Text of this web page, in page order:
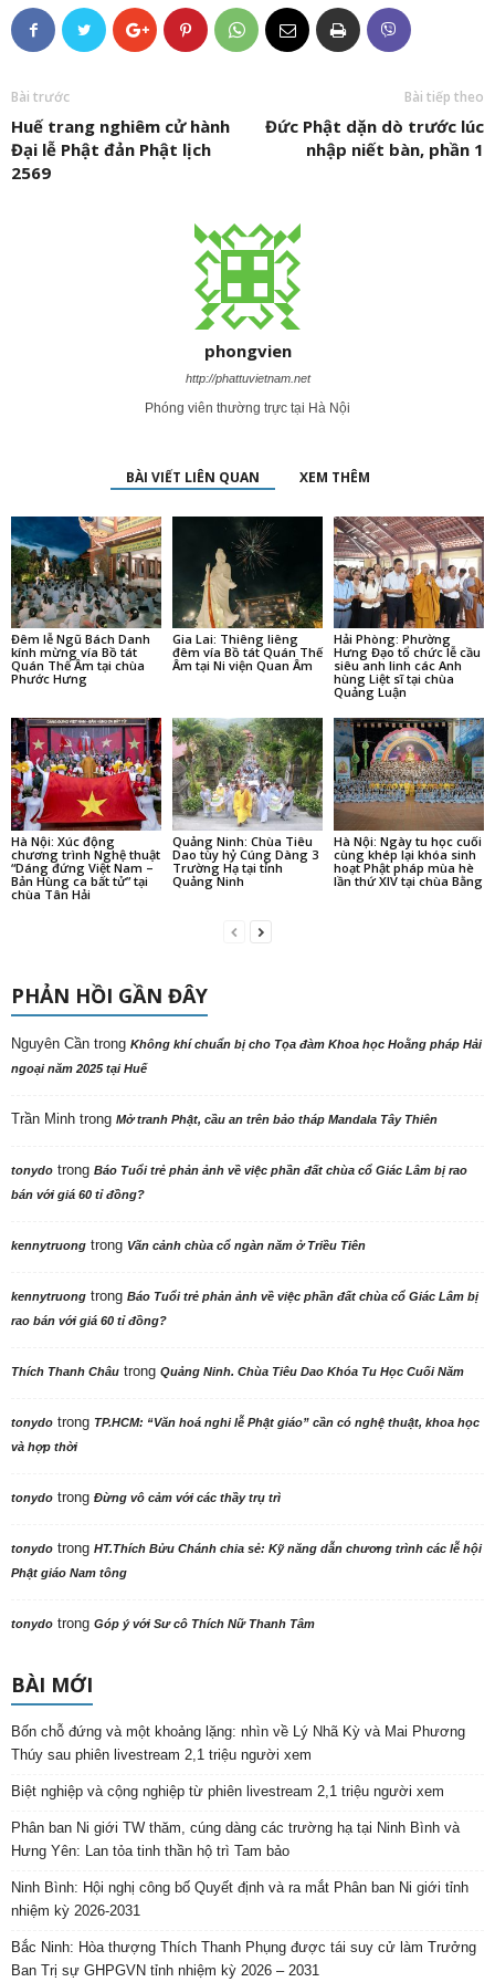
Bài trước
Huế trang nghiêm cử hành
Đại lễ Phật đản Phật lịch
2569
Bài tiếp theo
Đức Phật dặn dò trước lúc
nhập niết bàn, phần 1
phongvien
http://phattuvietnam.net
Phóng viên thường trực tại Hà Nội
BÀI VIẾT LIÊN QUAN XEM THÊM
Đêm lễ Ngũ Bách Danh
kính mừng vía Bồ tát
Quán Thế Âm tại chùa
Phước Hưng
Gia Lai: Thiêng liêng
đêm vía Bồ tát Quán Thế
Âm tại Ni viện Quan Âm
Hải Phòng: Phường
Hưng Đạo tổ chức lễ cầu
siêu anh linh các Anh
hùng Liệt sĩ tại chùa
Quảng Luận
Hà Nội: Xúc động
chương trình Nghệ thuật
“Dáng đứng Việt Nam –
Bản Hùng ca bất tử” tại
chùa Tân Hải
Quảng Ninh: Chùa Tiêu
Dao tùy hỷ Cúng Dàng 3
Trường Hạ tại tỉnh
Quảng Ninh
Hà Nội: Ngày tu học cuối
cùng khép lại khóa sinh
hoạt Phật pháp mùa hè
lần thứ XIV tại chùa Bằng
PHẢN HỒI GẦN ĐÂY
Nguyên Cần trong Không khí chuẩn bị cho Tọa đàm Khoa học Hoằng pháp Hải
ngoại năm 2025 tại Huế
Trần Minh trong Mở tranh Phật, cầu an trên bảo tháp Mandala Tây Thiên
tonydo trong Báo Tuổi trẻ phản ảnh về việc phần đất chùa cổ Giác Lâm bị rao
bán với giá 60 tỉ đồng?
kennytruong trong Vãn cảnh chùa cổ ngàn năm ở Triều Tiên
kennytruong trong Báo Tuổi trẻ phản ảnh về việc phần đất chùa cổ Giác Lâm bị
rao bán với giá 60 tỉ đồng?
Thích Thanh Châu trong Quảng Ninh. Chùa Tiêu Dao Khóa Tu Học Cuối Năm
tonydo trong TP.HCM: “Văn hoá nghi lễ Phật giáo” cần có nghệ thuật, khoa học
và hợp thời
tonydo trong Đừng vô cảm với các thầy trụ trì
tonydo trong HT.Thích Bửu Chánh chia sẻ: Kỹ năng dẫn chương trình các lễ hội
Phật giáo Nam tông
tonydo trong Góp ý với Sư cô Thích Nữ Thanh Tâm
BÀI MỚI
Bốn chỗ đứng và một khoảng lặng: nhìn về Lý Nhã Kỳ và Mai Phương
Thúy sau phiên livestream 2,1 triệu người xem
Biệt nghiệp và cộng nghiệp từ phiên livestream 2,1 triệu người xem
Phân ban Ni giới TW thăm, cúng dàng các trường hạ tại Ninh Bình và
Hưng Yên: Lan tỏa tinh thần hộ trì Tam bảo
Ninh Bình: Hội nghị công bố Quyết định và ra mắt Phân ban Ni giới tỉnh
nhiệm kỳ 2026-2031
Bắc Ninh: Hòa thượng Thích Thanh Phụng được tái suy cử làm Trưởng
Ban Trị sự GHPGVN tỉnh nhiệm kỳ 2026 – 2031